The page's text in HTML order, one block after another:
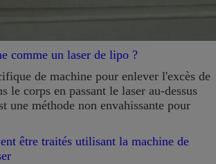
comme un laser de lipo ?
de machine pour enlever l'excès de
le corps en passant le laser au-dessus
une méthode non envahissante pour
être traités utilisant la machine de